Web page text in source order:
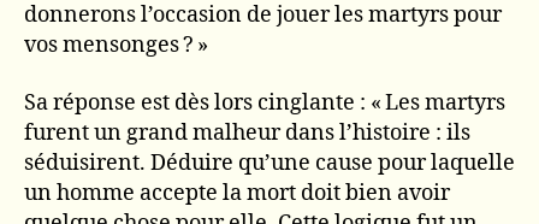
donnerons l’occasion de jouer les martyrs pour
vos mensonges ? »
Sa réponse est dès lors cinglante : « Les martyrs
furent un grand malheur dans l’histoire : ils
séduisirent. Déduire qu’une cause pour laquelle
un homme accepte la mort doit bien avoir